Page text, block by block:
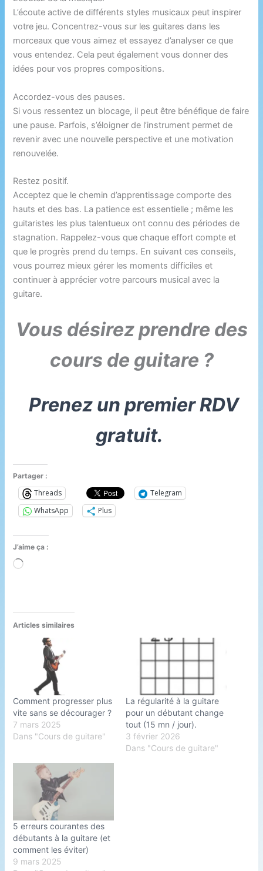
L’écoute active de différents styles musicaux peut inspirer
votre jeu. Concentrez-vous sur les guitares dans les
morceaux que vous aimez et essayez d’analyser ce que
vous entendez. Cela peut également vous donner des
idées pour vos propres compositions.
Accordez-vous des pauses.
Si vous ressentez un blocage, il peut être bénéfique de faire
une pause. Parfois, s’éloigner de l’instrument permet de
revenir avec une nouvelle perspective et une motivation
renouvelée.
Restez positif.
Acceptez que le chemin d’apprentissage comporte des
hauts et des bas. La patience est essentielle ; même les
guitaristes les plus talentueux ont connu des périodes de
stagnation. Rappelez-vous que chaque effort compte et
que le progrès prend du temps. En suivant ces conseils,
vous pourrez mieux gérer les moments difficiles et
continuer à apprécier votre parcours musical avec la
guitare.
Vous désirez prendre des
cours de guitare ?
Prenez un premier RDV
gratuit.
Partager :
Threads
Telegram
WhatsApp
Plus
J’aime ça :
Chargement…
Articles similaires
Comment progresser plus
vite sans se décourager ?
7 mars 2025
Dans "Cours de guitare"
La régularité à la guitare
pour un débutant change
tout (15 mn / jour).
3 février 2026
Dans "Cours de guitare"
5 erreurs courantes des
débutants à la guitare (et
comment les éviter)
9 mars 2025